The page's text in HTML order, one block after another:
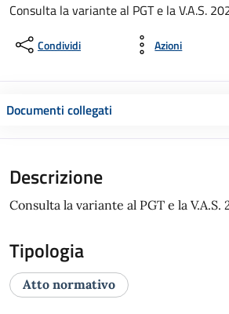
Consulta la variante al PGT e la V.A.S.
Condividi Azioni
Documenti collegati
Descrizione
Consulta la variante al PGT e la V.A.S.
Tipologia
Atto normativo